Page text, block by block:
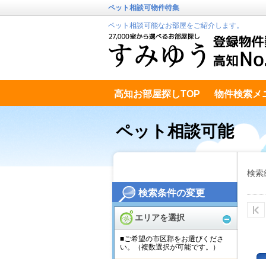
検索条件の変更
エリアを選択
■ご希望の市区郡をお選びくださ
い。（複数選択が可能です。）
ペット相談可物件特集
ペット相談可能なお部屋をご紹介します。
高知お部屋探しTOP 物件検索メ
高知市南エリア テキストデータ
ペット相談可能
検索